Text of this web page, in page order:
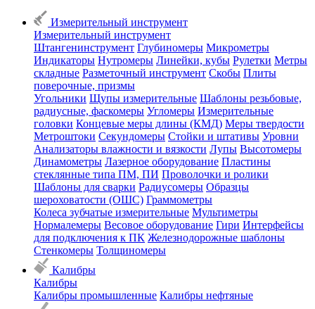
Измерительный инструмент
Измерительный инструмент
Штангенинструмент Глубиномеры Микрометры
Индикаторы Нутромеры Линейки, кубы Рулетки Метры
складные Разметочный инструмент Скобы Плиты
поверочные, призмы
Угольники Щупы измерительные Шаблоны резьбовые,
радиусные, фаскомеры Угломеры Измерительные
головки Концевые меры длины (КМД) Меры твердости
Метроштоки Секундомеры Стойки и штативы Уровни
Анализаторы влажности и вязкости Лупы Высотомеры
Динамометры Лазерное оборудование Пластины
стеклянные типа ПМ, ПИ Проволочки и ролики
Шаблоны для сварки Радиусомеры Образцы
шероховатости (ОШС) Граммометры
Колеса зубчатые измерительные Мультиметры
Нормалемеры Весовое оборудование Гири Интерфейсы
для подключения к ПК Железнодорожные шаблоны
Стенкомеры Толщиномеры
Калибры
Калибры
Калибры промышленные Калибры нефтяные